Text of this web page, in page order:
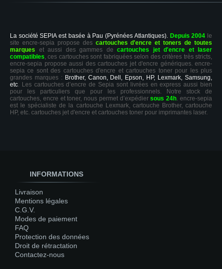
La société SEPIA est basée à Pau (Pyrénées Atlantiques). Depuis 2004 le
site encre-sepia propose des cartouches d'encre et toners de toutes
marques et aussi des gammes de cartouches jet d'encre et laser
compatibles, ces cartouches sont fabriquées selon des critères très stricts,
encre-sepia propose aussi des cartouches jet d'encre génériques. encre-
sepia ce sont des cartouches d'encre et cartouches toner pour les plus
grandes marques : Brother, Canon, Dell, Epson, HP, Lexmark, Samsung,
etc. Les cartouches d’encre de Sepia sont livrées en express aussi bien
pour les particuliers que pour les professionnels. Notre stock de
cartouches, encre et toner, nous permet d’expédiersous 24h. encre-sepia
est le spécialiste de la cartouche Lexmark, cartouche Brother, cartouche
HP, etc. cartouches jet d'encre et cartouches toner pour imprimantes laser.
INFORMATIONS
Livraison
Mentions légales
C.G.V.
Modes de paiement
FAQ
Protection des données
Droit de rétractation
Contactez-nous